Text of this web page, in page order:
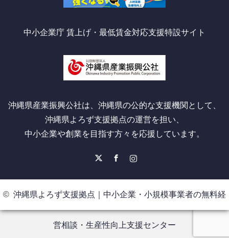
中小企業庁 賃上げ・最低賃金対応支援特設サイト
沖縄県産業振興公社は、沖縄県の公的な支援機関として、
沖縄県よろず支援拠点の運営を担い、
中小企業や創業を目指す方々を応援しています。
© 沖縄県よろず支援拠点｜中小企業・小規模事業者の無料経
営相談・生産性向上支援センター